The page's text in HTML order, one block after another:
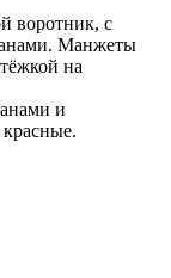
воротник, с
Манжеты
на
и